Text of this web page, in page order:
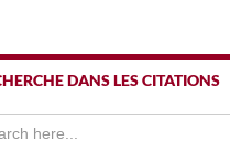
DANS LES CITATIONS